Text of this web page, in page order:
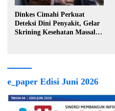
Dinkes Cimahi Perkuat
Deteksi Dini Penyakit, Gelar
Skrining Kesehatan Massal di
e_paper Edisi Juni 2026